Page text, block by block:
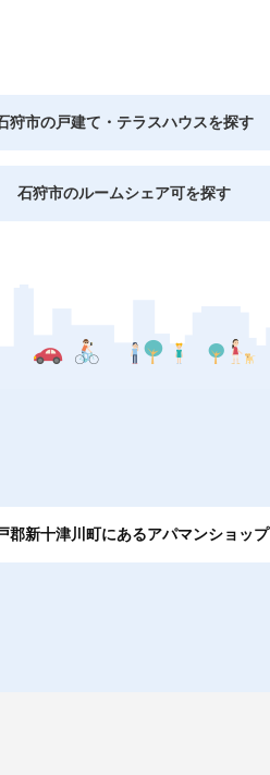
狩市の戸建て・テラスハウスを探す
石狩市のルームシェア可を探す
郡新十津川町にあるアパマンショップ